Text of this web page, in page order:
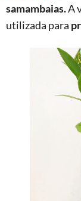
samambaias.A
utilizada para